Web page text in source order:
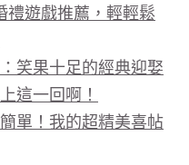
禮遊戲推薦，輕輕鬆
笑果十足的經典迎娶
這一回啊！
單！我的超精美喜帖